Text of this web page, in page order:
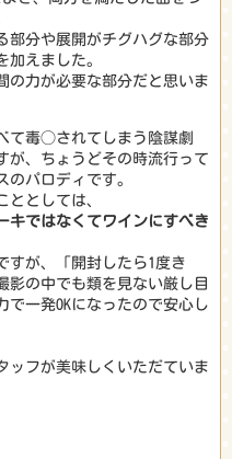
分や展開がチグハグな部分
加えました。
力が必要な部分だと思いま
て毒◯されてしまう陰謀劇
が、ちょうどその時流行って
のパロディです。
としては、
キではなくてワインにすべき
が、「開封したら1度き
影の中でも類を見ない厳し目
一発OKになったので安心し
フが美味しくいただていま